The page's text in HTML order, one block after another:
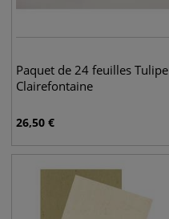
Paquet de 24 feuilles Tulipe
Clairefontaine
26,50 €